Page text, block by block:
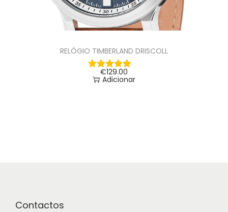
RELÓGIO TIMBERLAND DRISCOLL
€129.00
Adicionar
Contactos